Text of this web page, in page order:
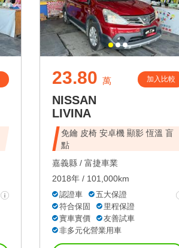
23.80 萬 加入比較
NISSAN
LIVINA
免鑰 皮椅 安卓機 顯影 恆溫 盲
點
嘉義縣 / 富捷車業
2018年 / 101,000km
認證車
五大保證
符合保固
里程保證
實車實價
友善試車
非多元化營業用車